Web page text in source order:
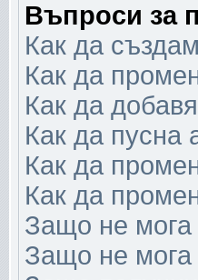
Въпроси за
Как да
Как да
Как да
Как да пусна
Как да
Как да
Защо не
Защо не